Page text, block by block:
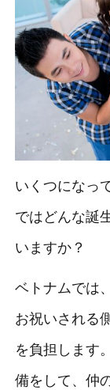
いくつになっ
ではどんな誕
いますか？
ベトナムでは
お祝いされる
を負担します
備をして、仲